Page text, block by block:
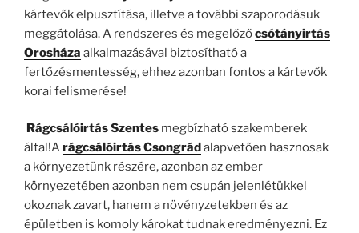
kártevők elpusztítása, illetve a további szaporodásuk
meggátolása. A rendszeres és megelőzőcsótányirtás
Orosháza alkalmazásával biztosítható a
fertőzésmentesség, ehhez azonban fontos a kártevők
korai felismerése!
Rágcsálóirtás Szentes megbízható szakemberek
által!Arágcsálóirtás Csongrád alapvetően hasznosak
a környezetünk részére, azonban az ember
környezetében azonban nem csupán jelenlétükkel
okoznak zavart, hanem a növényzetekben és az
épületben is komoly károkat tudnak eredményezni. Ez